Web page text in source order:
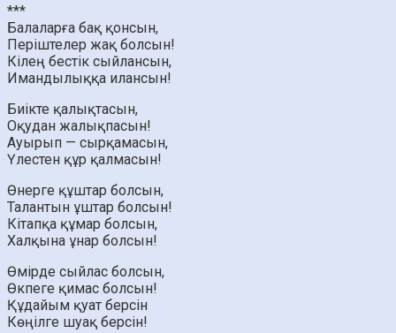
***
Балаларға бақ қонсын,
Періштелер жақ болсын!
Кілең бестік сыйлансын,
Имандылыққа илансын!
Биікте қалықтасын,
Оқудан жалықпасын!
Ауырып — сырқамасын,
Үлестен құр қалмасын!
Өнерге құштар болсын,
Талантын ұштар болсын!
Кітапқа құмар болсын,
Халқына ұнар болсын!
Өмірде сыйлас болсын,
Өкпеге қимас болсын!
Құдайым қуат берсін
Көңілге шуақ берсін!